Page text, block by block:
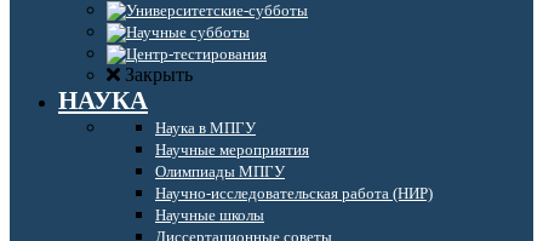
Закрыть
НАУКА
Наука в МПГУ
Научные мероприятия
Олимпиады МПГУ
Научно-исследовательская работа (НИР)
Научные школы
Диссертационные советы